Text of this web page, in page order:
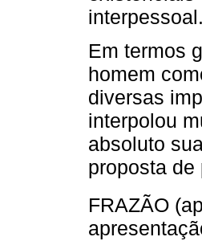
Em termos
homem
diversas
interpolou
absoluto
proposta
FRAZÃO